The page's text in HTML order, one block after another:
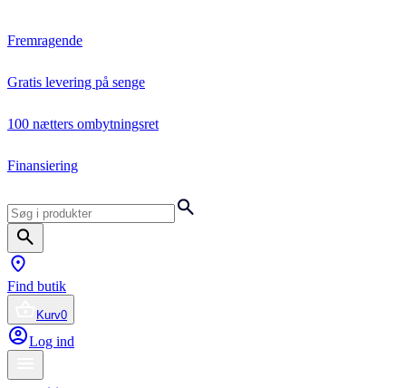
Fremragende
Gratis levering på senge
100 nætters ombytningsret
Finansiering
Find butik
Kurv0
Log ind